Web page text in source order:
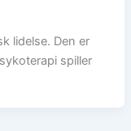
lidelse. Den er
spiller